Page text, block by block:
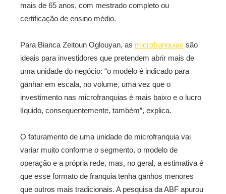
mais de 65 anos, com mestrado completo ou
certificação de ensino médio.
Para Bianca Zeitoun Oglouyan, as microfranquias são
ideais para investidores que pretendem abrir mais de
uma unidade do negócio: “o modelo é indicado para
ganhar em escala, no volume, uma vez que o
investimento nas microfranquias é mais baixo e o lucro
líquido, consequentemente, também”, explica.
O faturamento de uma unidade de microfranquia vai
variar muito conforme o segmento, o modelo de
operação e a própria rede, mas, no geral, a estimativa é
que esse formato de franquia tenha ganhos menores
que outros mais tradicionais. A pesquisa da ABF apurou